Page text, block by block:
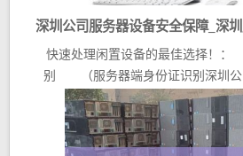
深圳公司服务器设备安全保障_深
快速处理闲置设备的最佳选择！
别 （服务器端身份证识别深圳公
障，...